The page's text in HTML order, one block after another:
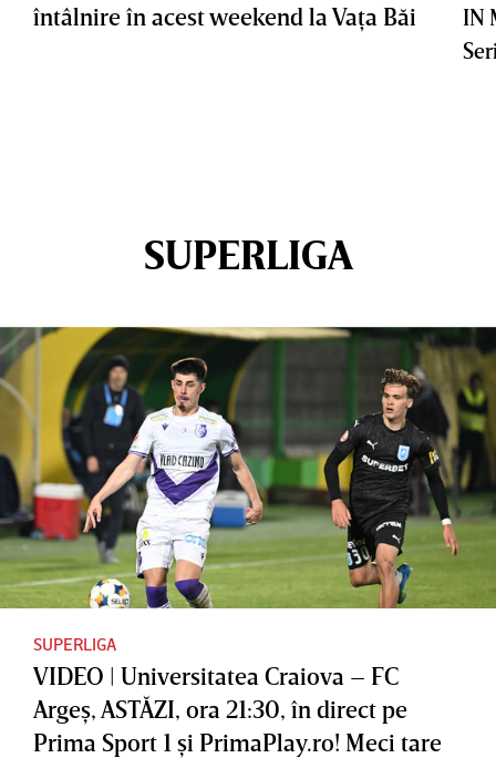
întâlnire în acest weekend la Vaţa Băi
IN
SUPERLIGA
SUPERLIGA
VIDEO | Universitatea Craiova – FC
Argeş, ASTĂZI, ora 21:30, în direct pe
Prima Sport 1 şi PrimaPlay.ro! Meci tare